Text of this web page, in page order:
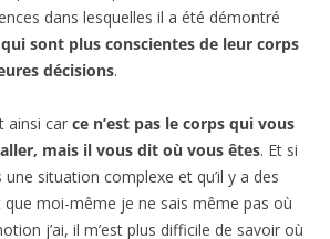
dans lesquelles il a été démontré
sont plus conscientes de leur corps
décisions.
ainsi car ce n’est pas le corps qui vous
mais il vous dit où vous êtes. Et si
situation complexe et qu’il y a des
moi-même je ne sais même pas où
j’ai, il m’est plus difficile de savoir où